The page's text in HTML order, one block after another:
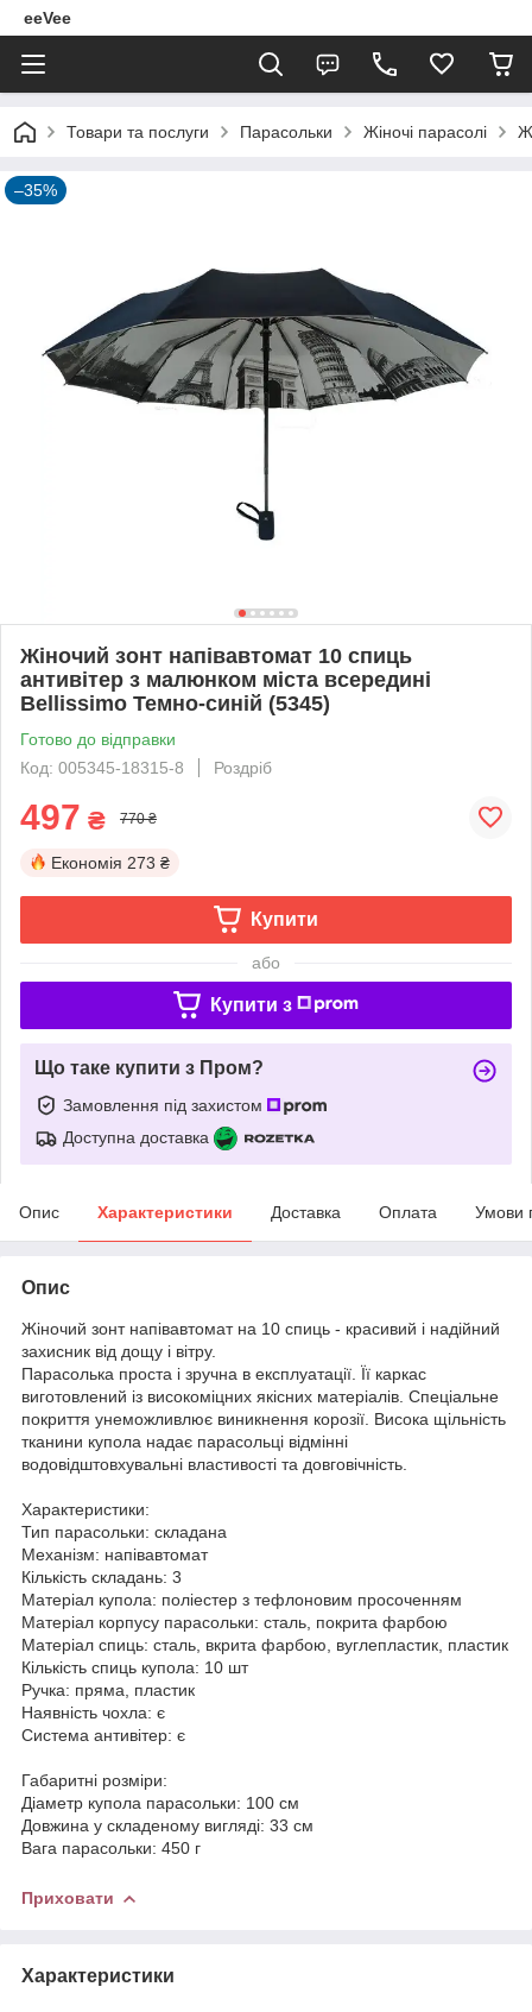
eeVee
Товари та послуги Парасольки Жіночі парасолі
–35%
Жіночий зонт напівавтомат 10 спиць
антивітер з малюнком міста всередині
Bellissimo Темно-синій (5345)
Готово до відправки
Код: 005345-18315-8
Роздріб
497 ₴ 770 ₴
Економія 273 ₴
Купити
або
Купити з
Що таке купити з Пром?
Замовлення під захистом
Доступна доставка
Опис Характеристики Доставка Оплата Умови
Опис
Жіночий зонт напівавтомат на 10 спиць - красивий і надійний
захисник від дощу і вітру.
Парасолька проста і зручна в експлуатації. Її каркас
виготовлений із високоміцних якісних матеріалів. Спеціальне
покриття унеможливлює виникнення корозії. Висока щільність
тканини купола надає парасольці відмінні
водовідштовхувальні властивості та довговічність.
Характеристики:
Тип парасольки: складана
Механізм: напівавтомат
Кількість складань: 3
Матеріал купола: поліестер з тефлоновим просоченням
Матеріал корпусу парасольки: сталь, покрита фарбою
Матеріал спиць: сталь, вкрита фарбою, вуглепластик, пластик
Кількість спиць купола: 10 шт
Ручка: пряма, пластик
Наявність чохла: є
Система антивітер: є
Габаритні розміри:
Діаметр купола парасольки: 100 см
Довжина у складеному вигляді: 33 см
Вага парасольки: 450 г
Приховати
Характеристики